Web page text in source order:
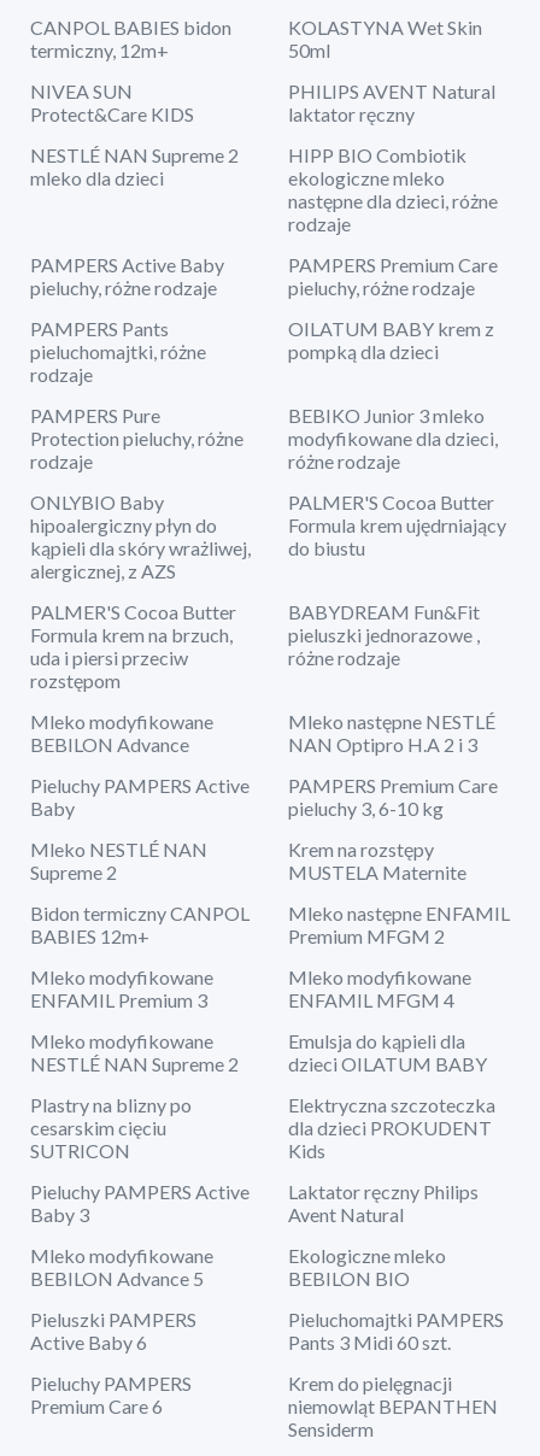
CANPOL BABIES bidon
termiczny, 12m+
KOLASTYNA Wet Skin
50ml
NIVEA SUN
Protect&Care KIDS
PHILIPS AVENT Natural
laktator ręczny
NESTLÉ NAN Supreme 2
mleko dla dzieci
HIPP BIO Combiotik
ekologiczne mleko
następne dla dzieci, różne
rodzaje
PAMPERS Active Baby
pieluchy, różne rodzaje
PAMPERS Premium Care
pieluchy, różne rodzaje
PAMPERS Pants
pieluchomajtki, różne
rodzaje
OILATUM BABY krem z
pompką dla dzieci
PAMPERS Pure
Protection pieluchy, różne
rodzaje
BEBIKO Junior 3 mleko
modyfikowane dla dzieci,
różne rodzaje
ONLYBIO Baby
hipoalergiczny płyn do
kąpieli dla skóry wrażliwej,
alergicznej, z AZS
PALMER'S Cocoa Butter
Formula krem ujędrniający
do biustu
PALMER'S Cocoa Butter
Formula krem na brzuch,
uda i piersi przeciw
rozstępom
BABYDREAM Fun&Fit
pieluszki jednorazowe ,
różne rodzaje
Mleko modyfikowane
BEBILON Advance
Mleko następne NESTLÉ
NAN Optipro H.A 2 i 3
Pieluchy PAMPERS Active
Baby
PAMPERS Premium Care
pieluchy 3, 6-10 kg
Mleko NESTLÉ NAN
Supreme 2
Krem na rozstępy
MUSTELA Maternite
Bidon termiczny CANPOL
BABIES 12m+
Mleko następne ENFAMIL
Premium MFGM 2
Mleko modyfikowane
ENFAMIL Premium 3
Mleko modyfikowane
ENFAMIL MFGM 4
Mleko modyfikowane
NESTLÉ NAN Supreme 2
Emulsja do kąpieli dla
dzieci OILATUM BABY
Plastry na blizny po
cesarskim cięciu
SUTRICON
Elektryczna szczoteczka
dla dzieci PROKUDENT
Kids
Pieluchy PAMPERS Active
Baby 3
Laktator ręczny Philips
Avent Natural
Mleko modyfikowane
BEBILON Advance 5
Ekologiczne mleko
BEBILON BIO
Pieluszki PAMPERS
Active Baby 6
Pieluchomajtki PAMPERS
Pants 3 Midi 60 szt.
Pieluchy PAMPERS
Premium Care 6
Krem do pielęgnacji
niemowląt BEPANTHEN
Sensiderm